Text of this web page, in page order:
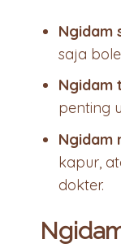
Ngidam
saja
Ngidam
penting
Ngidam
kapur,
dokter.